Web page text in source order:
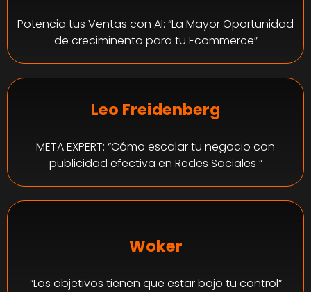
Potencia tus Ventas con AI: “La Mayor Oportunidad
de creciminento para tu Ecommerce”
Leo Freidenberg
META EXPERT: “Cómo escalar tu negocio con
publicidad efectiva en Redes Sociales ”
Woker
“Los objetivos tienen que estar bajo tu control”